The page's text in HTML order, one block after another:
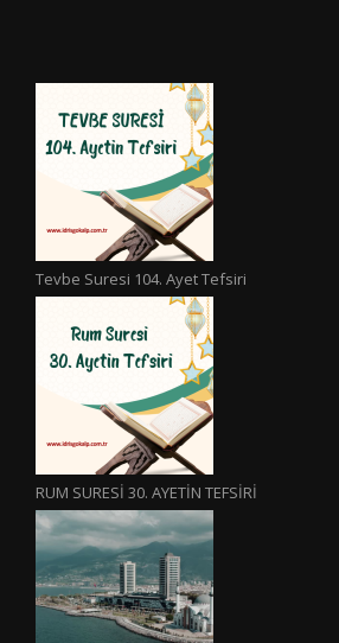
Tevbe Suresi 104. Ayet Tefsiri
RUM SURESİ 30. AYETİN TEFSİRİ